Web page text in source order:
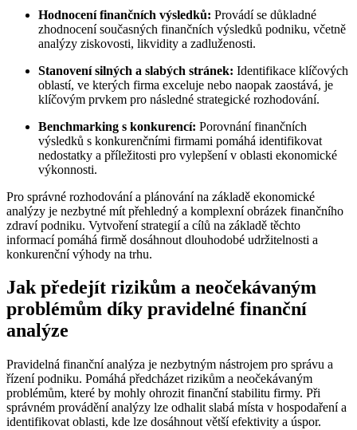
Hodnocení finančních výsledků: Provádí se důkladné
zhodnocení současných finančních výsledků podniku, včetně
analýzy ziskovosti, likvidity a zadluženosti.
Stanovení silných a slabých stránek: Identifikace klíčových
oblastí, ve kterých firma exceluje nebo naopak zaostává, je
klíčovým prvkem pro následné strategické rozhodování.
Benchmarking s konkurencí: Porovnání finančních
výsledků s konkurenčními firmami pomáhá identifikovat
nedostatky a příležitosti pro vylepšení v oblasti ekonomické
výkonnosti.
Pro správné rozhodování a plánování na základě ekonomické
analýzy je nezbytné mít přehledný a komplexní obrázek finančního
zdraví podniku. Vytvoření strategií a cílů na základě těchto
informací pomáhá firmě dosáhnout dlouhodobé udržitelnosti a
konkurenční výhody na trhu.
Jak předejít rizikům a neočekávaným
problémům díky pravidelné finanční
analýze
Pravidelná finanční analýza je nezbytným nástrojem pro správu a
řízení podniku. Pomáhá předcházet rizikům a neočekávaným
problémům, které by mohly ohrozit finanční stabilitu firmy. Při
správném provádění analýzy lze odhalit slabá místa v hospodaření a
identifikovat oblasti, kde lze dosáhnout větší efektivity a úspor.